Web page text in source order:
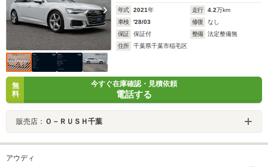
年式 2021年 走行 4.2万km
車検
'28/03 修復
なし
保証
保証付 整備
法定整備無
住所
千葉県千葉市稲毛区
無
料
今すぐ在庫確認・見積依頼
電話する
販売店： Ｏ－ＲＵＳＨ千葉
アウディ